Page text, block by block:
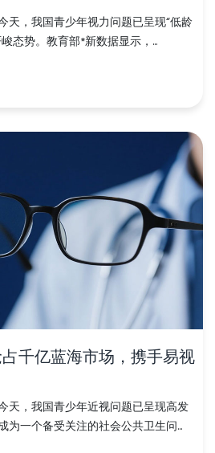
天，我国青少年视力问题已呈现“低龄
态势。教育部*新数据显示，...
千亿蓝海市场，携手易视
天，我国青少年近视问题已呈现高发
为一个备受关注的社会公共卫生问...